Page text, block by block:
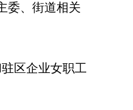
委、街道相关
区企业女职工